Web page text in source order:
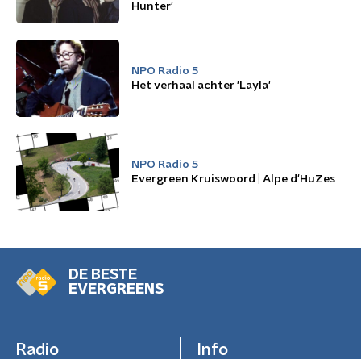
Hunter'
NPO Radio 5
Het verhaal achter 'Layla'
NPO Radio 5
Evergreen Kruiswoord | Alpe d'HuZes
DE BESTE
EVERGREENS
Radio Info